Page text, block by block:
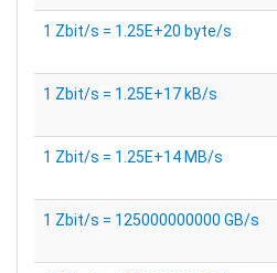
1 Zbit/s = 1.25E+20 byte/s
1 Zbit/s = 1.25E+17 kB/s
1 Zbit/s = 1.25E+14 MB/s
1 Zbit/s = 125000000000 GB/s